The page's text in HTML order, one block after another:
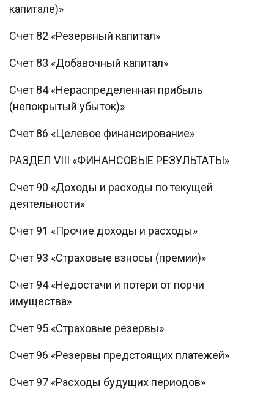
капитале)»
Счет 82 «Резервный капитал»
Счет 83 «Добавочный капитал»
Счет 84 «Нераспределенная прибыль
(непокрытый убыток)»
Счет 86 «Целевое финансирование»
РАЗДЕЛ VIII «ФИНАНСОВЫЕ РЕЗУЛЬТАТЫ»
Счет 90 «Доходы и расходы по текущей
деятельности»
Счет 91 «Прочие доходы и расходы»
Счет 93 «Страховые взносы (премии)»
Счет 94 «Недостачи и потери от порчи
имущества»
Счет 95 «Страховые резервы»
Счет 96 «Резервы предстоящих платежей»
Счет 97 «Расходы будущих периодов»